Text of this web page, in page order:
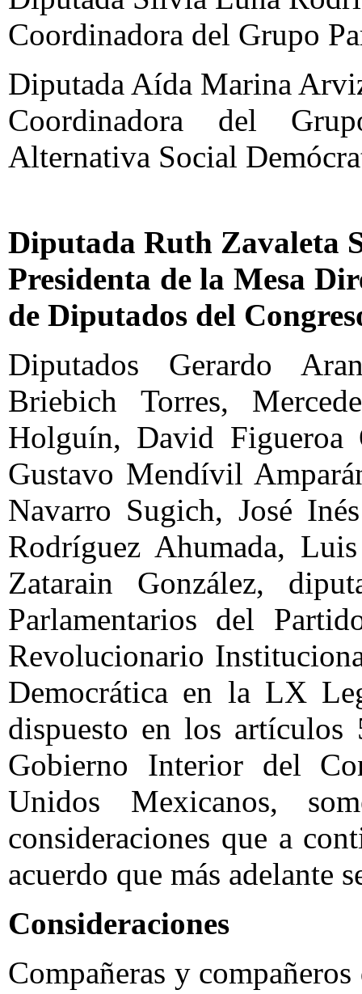
Coordinadora del Grupo
Diputada Aída Marina
Coordinadora del
Alternativa Social
Diputada Ruth Zavaleta
Presidenta de la Mesa
de Diputados del
Diputados Gerardo
Briebich Torres,
Holguín, David Figueroa
Gustavo Mendívil
Navarro Sugich, José
Rodríguez Ahumada,
Zatarain González,
Parlamentarios del
Revolucionario
Democrática en la LX
dispuesto en los
Gobierno Interior del
Unidos Mexicanos,
consideraciones que a
acuerdo que más adelante
Consideraciones
Compañeras y